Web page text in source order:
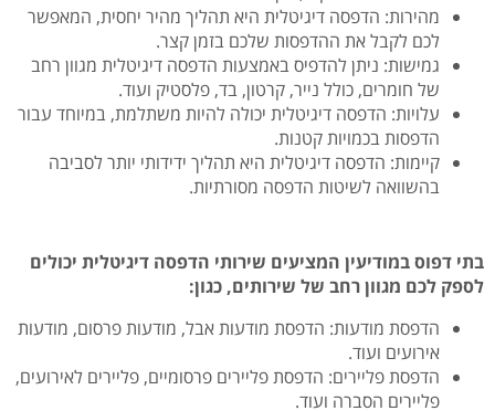
מהירות: הדפסה דיגיטלית היא תהליך מהיר יחסית, המאפשר
לכם לקבל את ההדפסות שלכם בזמן קצר.
גמישות: ניתן להדפיס באמצעות הדפסה דיגיטלית מגוון רחב
של חומרים, כולל נייר, קרטון, בד, פלסטיק ועוד.
עלויות: הדפסה דיגיטלית יכולה להיות משתלמת, במיוחד עבור
הדפסות בכמויות קטנות.
קיימות: הדפסה דיגיטלית היא תהליך ידידותי יותר לסביבה
בהשוואה לשיטות הדפסה מסורתיות.
בתי דפוס במודיעין המציעים שירותי הדפסה דיגיטלית יכולים
לספק לכם מגוון רחב של שירותים, כגון:
הדפסת מודעות: הדפסת מודעות אבל, מודעות פרסום, מודעות
אירועים ועוד.
הדפסת פליירים: הדפסת פליירים פרסומיים, פליירים לאירועים,
פליירים הסברה ועוד.